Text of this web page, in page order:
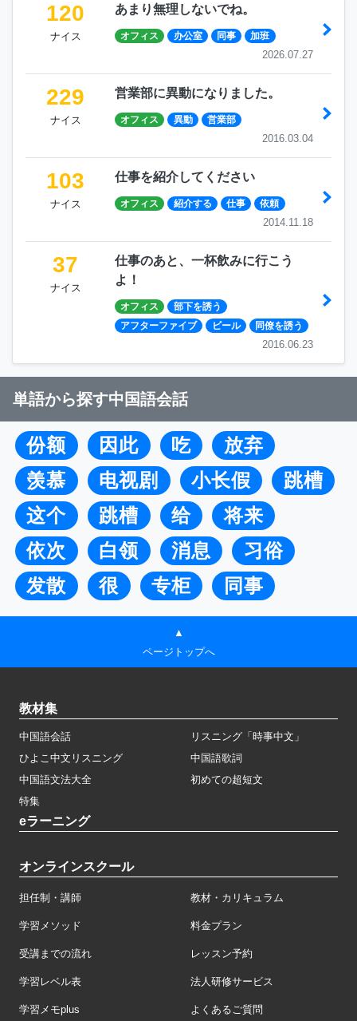
120
ナイス
あまり無理しないでね。
オフィス 办公室 同事 加班
2026.07.27
229
ナイス
営業部に異動になりました。
オフィス 異動 営業部
2016.03.04
103
ナイス
仕事を紹介してください
オフィス 紹介する 仕事 依頼
2014.11.18
37
ナイス
仕事のあと、一杯飲みに行こう
よ！
オフィス
部下を誘う
アフターファイブ
ビール 同僚を誘う
2016.06.23
単語から探す中国語会話
份额 因此 吃
放弃
羡慕
电视剧 小长假
跳槽
这个
跳槽 给
将来
依次
白领 消息
习俗
发散
很 专柜 同事
▲
ページトップへ
教材集
中国語会話
リスニング「時事中文」
ひよこ中文リスニング
中国語歌詞
中国語文法大全
初めての超短文
特集
eラーニング
オンラインスクール
担任制・講師 教材・カリキュラム
学習メソッド 料金プラン
受講までの流れ レッスン予約
学習レベル表 法人研修サービス
学習メモplus よくあるご質問